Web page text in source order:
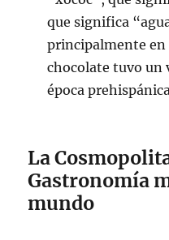
que significa
principalmente en
chocolate tuvo un
época
La
Gastronomía
mundo